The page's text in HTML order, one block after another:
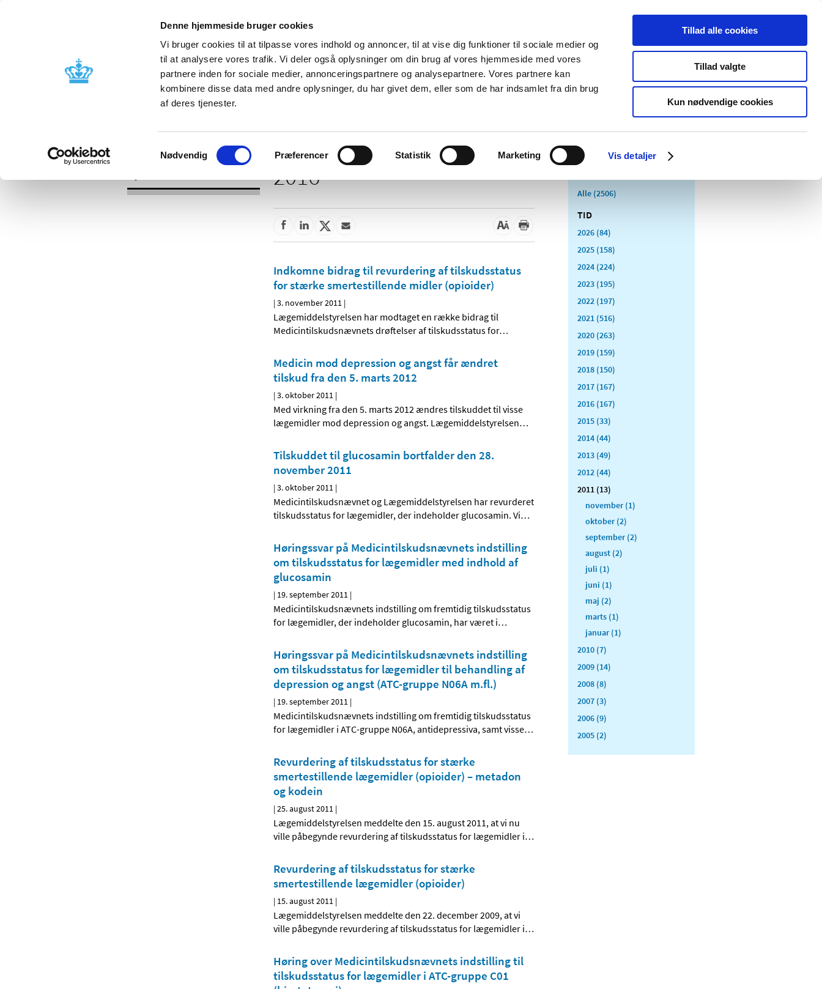
Denne hjemmeside bruger cookies
Vi bruger cookies til at tilpasse vores indhold og annoncer, til at vise dig funktioner til sociale medier og
til at analysere vores trafik. Vi deler også oplysninger om din brug af vores hjemmeside med vores
partnere inden for sociale medier, annonceringspartnere og analysepartnere. Vores partnere kan
kombinere disse data med andre oplysninger, du har givet dem, eller som de har indsamlet fra din brug
af deres tjenester.
Samtykkevalg
Nødvendig Præferencer Statistik Marketing Vis detaljer
Tillad alle cookies
Tillad valgte
Kun nødvendige cookies
Nyheder Om os Kontakt Udgivelser
Godkendelse og
Bivirkninger og
produktinformation
Tilskud og
Apoteker og salg af
Medicinsk
Særlige
produktområder
2016
Indkomne bidrag til revurdering af tilskudsstatus
for stærke smertestillende midler (opioider)
|3. november 2011 |
Lægemiddelstyrelsen har modtaget en række bidrag til
Medicintilskudsnævnets drøftelser af tilskudsstatus for…
Medicin mod depression og angst får ændret
tilskud fra den 5. marts 2012
|3. oktober 2011 |
Med virkning fra den 5. marts 2012 ændres tilskuddet til visse
lægemidler mod depression og angst. Lægemiddelstyrelsen…
Tilskuddet til glucosamin bortfalder den 28.
november 2011
|3. oktober 2011 |
Medicintilskudsnævnet og Lægemiddelstyrelsen har revurderet
tilskudsstatus for lægemidler, der indeholder glucosamin. Vi…
Høringssvar på Medicintilskudsnævnets indstilling
om tilskudsstatus for lægemidler med indhold af
glucosamin
| 19. september 2011 |
Medicintilskudsnævnets indstilling om fremtidig tilskudsstatus
for lægemidler, der indeholder glucosamin, har været i…
Høringssvar på Medicintilskudsnævnets indstilling
om tilskudsstatus for lægemidler til behandling af
depression og angst (ATC-gruppe N06A m.fl.)
| 19. september 2011 |
Medicintilskudsnævnets indstilling om fremtidig tilskudsstatus
for lægemidler i ATC-gruppe N06A, antidepressiva, samt visse…
Revurdering af tilskudsstatus for stærke
smertestillende lægemidler (opioider) – metadon
og kodein
|25. august 2011 |
Lægemiddelstyrelsen meddelte den 15. august 2011, at vi nu
ville påbegynde revurdering af tilskudsstatus for lægemidler i…
Revurdering af tilskudsstatus for stærke
smertestillende lægemidler (opioider)
| 15. august 2011 |
Lægemiddelstyrelsen meddelte den 22. december 2009, at vi
ville påbegynde revurdering af tilskudsstatus for lægemidler i…
Høring over Medicintilskudsnævnets indstilling til
tilskudsstatus for lægemidler i ATC-gruppe C01
Alle (2506)
TID
2026 (84)
2025 (158)
2024 (224)
2023 (195)
2022 (197)
2021 (516)
2020 (263)
2019 (159)
2018 (150)
2017 (167)
2016 (167)
2015 (33)
2014 (44)
2013 (49)
2012 (44)
2011 (13)
november (1)
oktober (2)
september (2)
august (2)
juli (1)
juni (1)
maj (2)
marts (1)
januar (1)
2010 (7)
2009 (14)
2008 (8)
2007 (3)
2006 (9)
2005 (2)